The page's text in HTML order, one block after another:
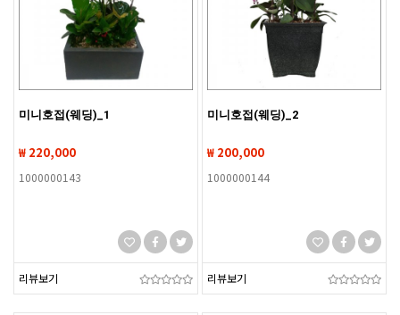
미니호접(웨딩)_1
₩ 220,000
1000000143
리뷰보기
미니호접(웨딩)_2
₩ 200,000
1000000144
리뷰보기